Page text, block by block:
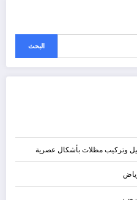
البحث
وتركيب مظلات بأشكال عصرية